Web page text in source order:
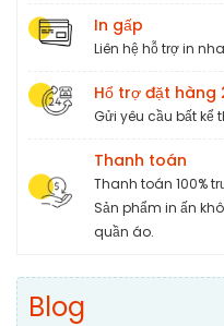
In gấp
Liên hệ hỗ trợ in
Hổ trợ đặt hàng
Gửi yêu cầu bất kể
Thanh toán
Thanh toán 100%
Sản phẩm in ấn
quần áo.
Blog